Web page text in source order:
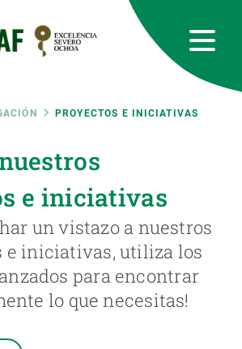
PROYECTOS E INICIATIVAS
e iniciativas
un vistazo a nuestros
e iniciativas, utiliza los
para encontrar
lo que necesitas!